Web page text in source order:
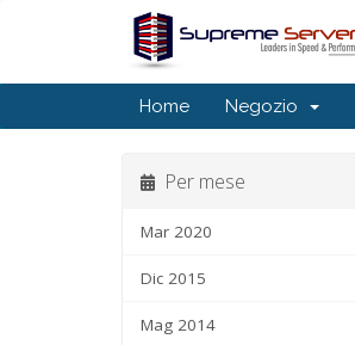
Home Negozio
Per mese
Mar 2020
Dic 2015
Mag 2014